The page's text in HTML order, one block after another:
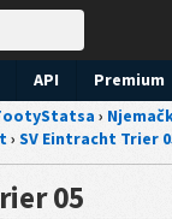
API Premium
›
› SV Eintracht Trier
05